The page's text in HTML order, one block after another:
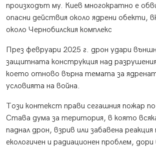
произходът му. Киев многократно е
опасни действия около ядрени обекти,
около Чернобилския комплекс
През февруари 2025 г. дрон удари
защитната конструкция над
което отново върна темата за
условията на война.
Този контекст прави сегашния пожар
Става дума за територия, в която
паднал дрон, взрив или забавена
екологичен и радиационен проблем,